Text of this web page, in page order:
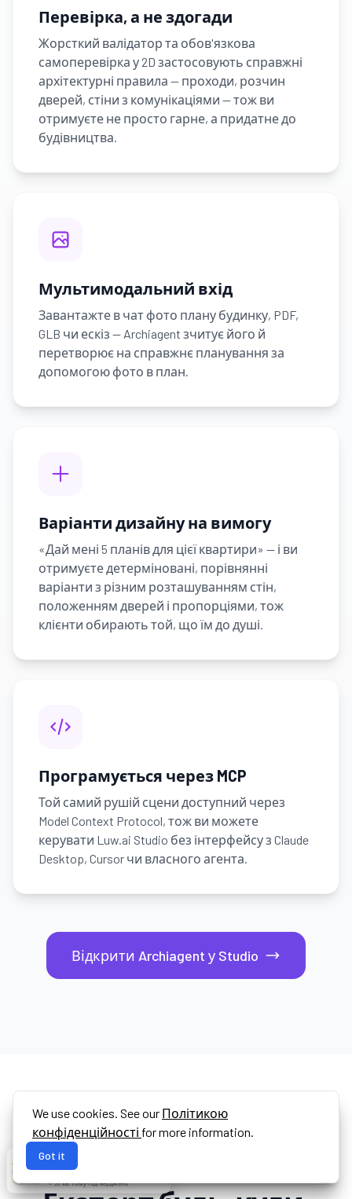
We use cookies. See our Політикою
конфіденційності for more information.
Got it
Перевірка, а не здогади
Жорсткий валідатор та обов'язкова
самоперевірка у 2D застосовують справжні
архітектурні правила — проходи, розчин
дверей, стіни з комунікаціями — тож ви
отримуєте не просто гарне, а придатне до
будівництва.
Мультимодальний вхід
Завантажте в чат фото плану будинку, PDF,
GLB чи ескіз — Archiagent зчитує його й
перетворює на справжнє планування за
допомогою фото в план.
Варіанти дизайну на вимогу
«Дай мені 5 планів для цієї квартири» — і ви
отримуєте детерміновані, порівнянні
варіанти з різним розташуванням стін,
положенням дверей і пропорціями, тож
клієнти обирають той, що їм до душі.
Програмується через MCP
Той самий рушій сцени доступний через
Model Context Protocol, тож ви можете
керувати Luw.ai Studio без інтерфейсу з Claude
Desktop, Cursor чи власного агента.
Відкрити Archiagent у Studio
ВІДКРИТІСТЬ, А НЕ ЗАМКНЕНІСТЬ
Імпорт із CAD & BIM.